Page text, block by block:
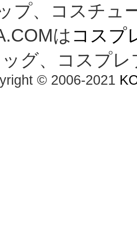
プ、コスチュ
は コスプ
グ、コスプ
© 2006-2021